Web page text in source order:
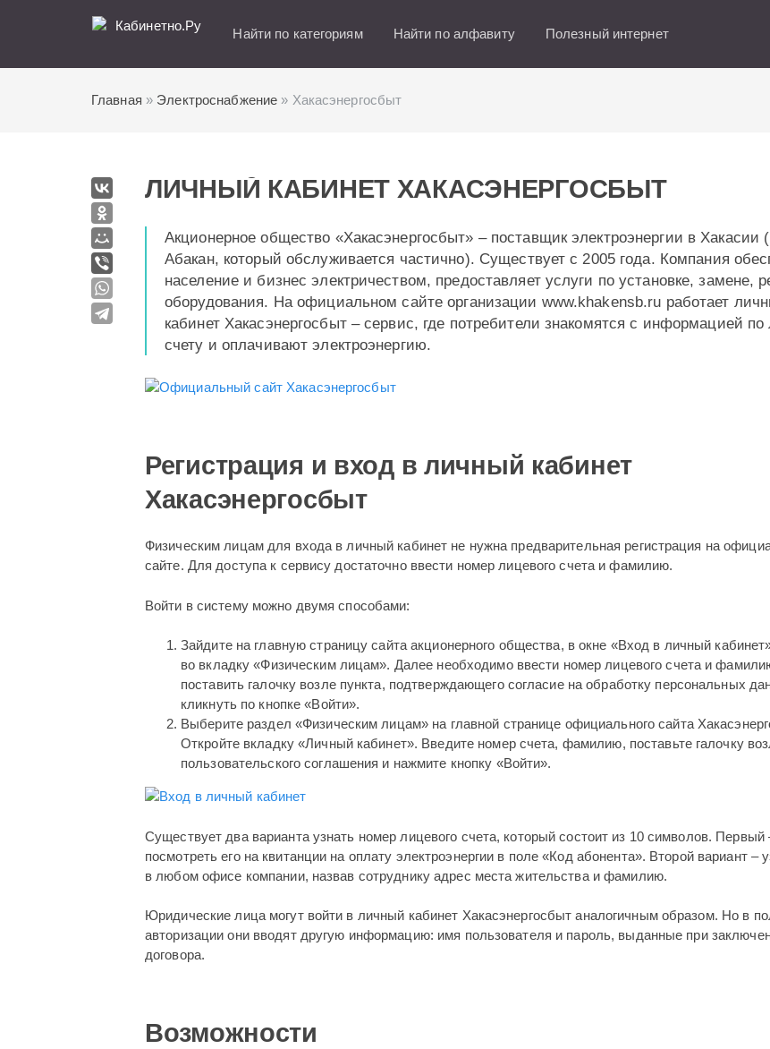
Кабинетно.Ру
Найти по категориям Найти по алфавиту Полезный интернет
Главная » Электроснабжение » Хакасэнергосбыт
ЛИЧНЫЙ КАБИНЕТ ХАКАСЭНЕРГОСБЫТ
Акционерное общество «Хакасэнергосбыт» – поставщик электроэнергии в Хакасии
Абакан, который обслуживается частично). Существует с 2005 года. Компания
население и бизнес электричеством, предоставляет услуги по установке, замене,
оборудования. На официальном сайте организации www.khakensb.ru работает
кабинет Хакасэнергосбыт – сервис, где потребители знакомятся с информацией
счету и оплачивают электроэнергию.
Регистрация и вход в личный кабинет
Хакасэнергосбыт
Физическим лицам для входа в личный кабинет не нужна предварительная регистрация на
сайте. Для доступа к сервису достаточно ввести номер лицевого счета и фамилию.
Войти в систему можно двумя способами:
Зайдите на главную страницу сайта акционерного общества, в окне «Вход в личный
во вкладку «Физическим лицам». Далее необходимо ввести номер лицевого счета и
поставить галочку возле пункта, подтверждающего согласие на обработку персональных
кликнуть по кнопке «Войти».
Выберите раздел «Физическим лицам» на главной странице официального сайта
Откройте вкладку «Личный кабинет». Введите номер счета, фамилию, поставьте галочку
пользовательского соглашения и нажмите кнопку «Войти».
Существует два варианта узнать номер лицевого счета, который состоит из 10 символов. Первый
посмотреть его на квитанции на оплату электроэнергии в поле «Код абонента». Второй вариант –
в любом офисе компании, назвав сотруднику адрес места жительства и фамилию.
Юридические лица могут войти в личный кабинет Хакасэнергосбыт аналогичным образом. Но в
авторизации они вводят другую информацию: имя пользователя и пароль, выданные при
договора.
Возможности